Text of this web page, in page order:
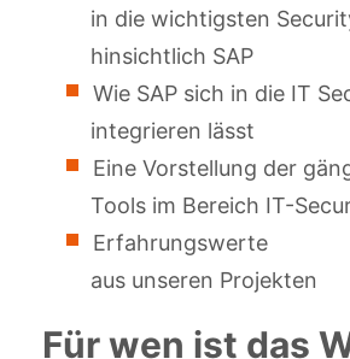
in die wichtigsten
hinsichtlich SAP
Wie SAP sich in die IT
integrieren lässt
Eine Vorstellung der
Tools im Bereich IT-
Erfahrungswerte
aus unseren Projekten
Für wen ist das